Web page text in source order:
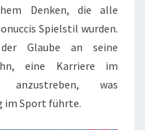
Denken, die alle
Spielstil wurden.
Glaube an seine
eine Karriere im
anzustreben, was
im Sport führte.